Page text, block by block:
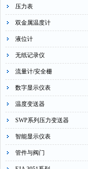
压力表
双金属温度计
液位计
无纸记录仪
流量计/安全栅
数字显示仪表
温度变送器
SWP系列压力变送器
智能显示仪表
管件与阀门